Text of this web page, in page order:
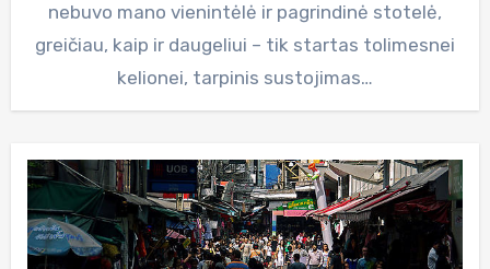
nebuvo mano vienintėlė ir pagrindinė stotelė,
greičiau, kaip ir daugeliui – tik startas tolimesnei
kelionei, tarpinis sustojimas…